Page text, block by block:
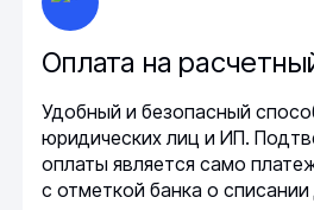
Оплата на
Удобный и безопасный
юридических лиц и ИП.
оплаты является само
с отметкой банка о